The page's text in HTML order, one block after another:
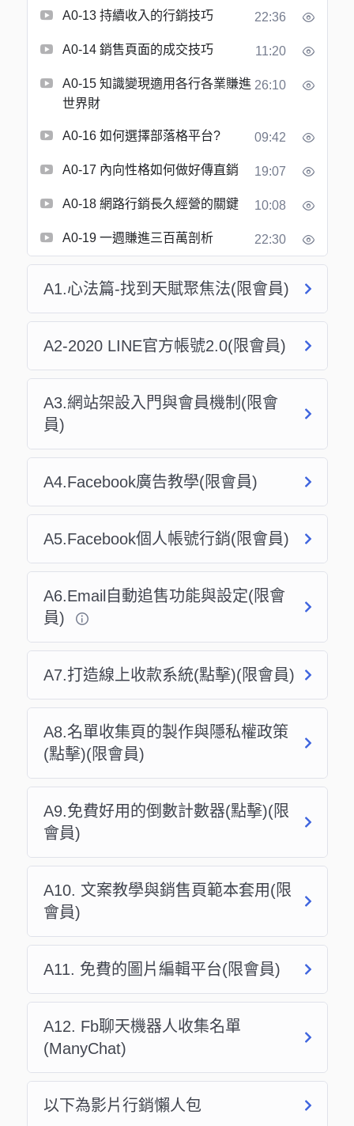
A0-13 持續收入的行銷技巧 22:36
A0-14 銷售頁面的成交技巧 11:20
​A0-15 知識變現適用各行各業賺進
世界財
26:10
A0-16 如何選擇部落格平台? 09:42
A0-17 內向性格如何做好傳直銷 19:07
A0-18 網路行銷長久經營的關鍵 10:08
A0-19 一週賺進三百萬剖析 22:30
​A1.心法篇-找到天賦聚焦法(限會員)
A2-2020 LINE官方帳號2.0(限會員)
A3.網站架設入門與會員機制(限會
員)
A4.Facebook廣告教學(限會員)
A5.Facebook個人帳號行銷(限會員)
A6.Email自動追售功能與設定(限會
員)
A7.打造線上收款系統(點擊)(限會員)
A8.名單收集頁的製作與隱私權政策
(點擊)(限會員)
A9.免費好用的倒數計數器(點擊)(限
會員)
A10. 文案教學與銷售頁範本套用(限
會員)
A11. 免費的圖片編輯平台(限會員)
A12. Fb聊天機器人收集名單
(ManyChat)
以下為影片行銷懶人包